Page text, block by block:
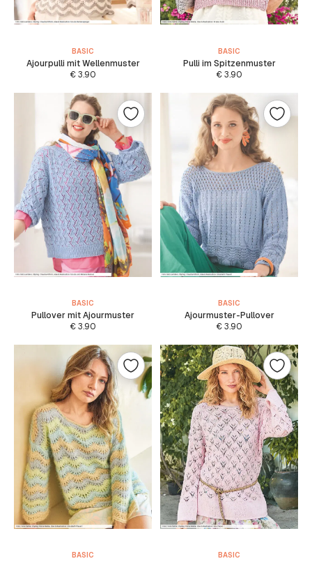
BASIC
Ajourpulli mit Wellenmuster
€3.90
BASIC
Pulli im Spitzenmuster
€3.90
BASIC
Pullover mit Ajourmuster
€3.90
BASIC
Ajourmuster-Pullover
€3.90
BASIC BASIC